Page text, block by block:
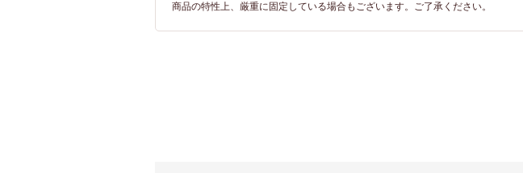
商品の特性上、厳重に固定している場合もございます。ご了承ください。